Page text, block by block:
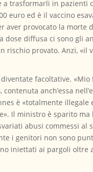
trasformarli in pazienti
euro ed è il vaccino
provocato la morte
diffusa ci sono gli
rischio provato. Anzi, «il
facoltative. «Mio
anch’essa
è «totalmente
Il ministro è sparito ma
abusi commessi al
i genitori non sono
iniettati ai pargoli oltre